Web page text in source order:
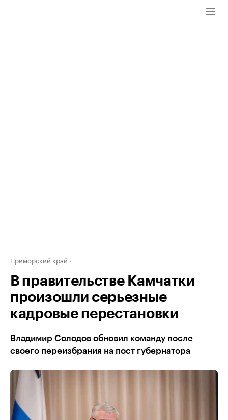
Приморский край
В правительстве Камчатки
произошли серьезные
кадровые перестановки
Владимир Солодов обновил команду после
своего переизбрания на пост губернатора